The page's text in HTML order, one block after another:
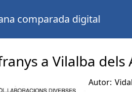
comparada digital
a Vilalba dels
Autor: